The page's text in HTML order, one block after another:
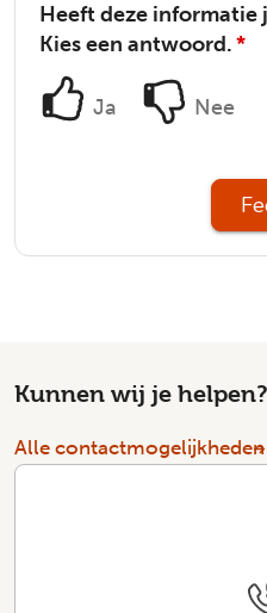
Heeft deze informatie
Kies een antwoord.*
Ja Nee
Kunnen wij je helpen?
Alle contactmogelijkheden